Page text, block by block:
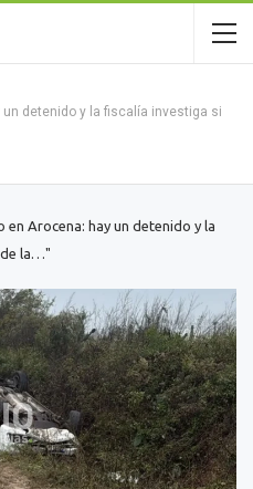
detenido y la fiscalía investiga si
en Arocena: hay un detenido y la
de la…"